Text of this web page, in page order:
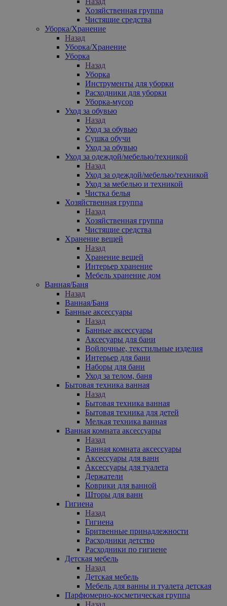
Хозяйственная группа
Чистящие средства
Уборка/Хранение
Назад
Уборка/Хранение
Уборка
Назад
Уборка
Инструменты для уборки
Расходники для уборки
Уборка-мусор
Уход за обувью
Назад
Уход за обувью
Сушка обучи
Уход за обувью
Уход за одеждой/мебелью/техникой
Назад
Уход за одеждой/мебелью/техникой
Уход за мебелью и техникой
Чистка белья
Хозяйственная группа
Назад
Хозяйственная группа
Чистящие средства
Хранение вещей
Назад
Хранение вещей
Интерьер хранение
Мебель хранение дом
Ванная/Баня
Назад
Ванная/Баня
Банные аксессуары
Назад
Банные аксессуары
Аксесуары для бани
Войлочные, текстильные изделия
Интерьер для бани
Наборы для бани
Уход за телом, баня
Бытовая техника ванная
Назад
Бытовая техника ванная
Бытовая техника для детей
Мелкая техника ванная
Ванная комната аксессуары
Назад
Ванная комната аксессуары
Аксессуары для ванн
Аксессуары для туалета
Держатели
Коврики для ванной
Шторы для ванн
Гигиена
Назад
Гигиена
Бритвенные принадлежности
Расходники детство
Расходники по гигиене
Детская мебель
Назад
Детская мебель
Мебель для ванны и туалета детская
Парфюмерно-косметическая группа
Назад